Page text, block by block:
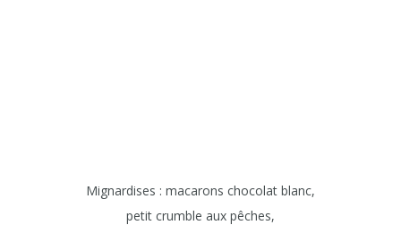
Mignardises : macarons chocolat blanc,
petit crumble aux pêches,